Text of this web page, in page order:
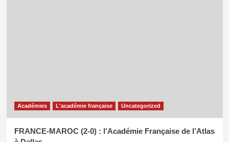
Académies L'académie française Uncategorized
FRANCE-MAROC (2-0) : l’Académie Française de l’Atlas